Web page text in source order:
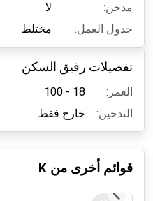
مدخن:
لا
جدول العمل:
مختلط
تفضيلات رفيق السكن
العمر:
18 - 100
التدخين:
خارج فقط
قوائم أخرى من K منذ 4 أيام